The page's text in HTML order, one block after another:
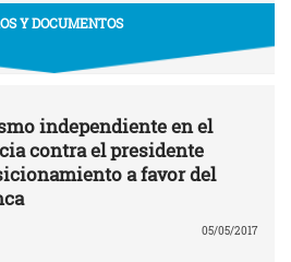
Y DOCUMENTOS
independiente en el
contra el presidente
a favor del
05/05/2017